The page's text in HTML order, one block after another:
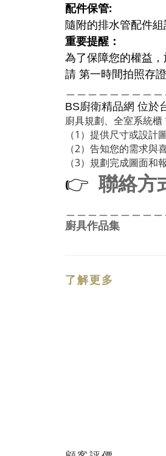
配件保管:
隨附的排水管配件組
重要提醒：
為了保障您的權益
請 第一時間拍照存
BS廚衛精品網 位於
廚具規劃、全室系統櫃
（1）提供尺寸或設計
（2）告知您的需求與
（3）規劃完成圖面和
👉 聯絡方
廚具作品集
了解更多